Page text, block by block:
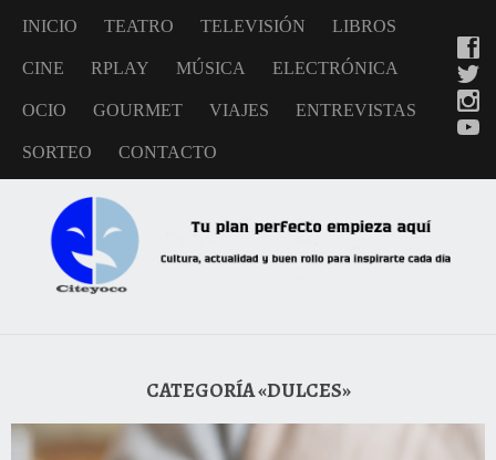
INICIO TEATRO TELEVISIÓN LIBROS
CINE RPLAY MÚSICA ELECTRÓNICA
OCIO GOURMET VIAJES ENTREVISTAS
SORTEO CONTACTO
CATEGORÍA «DULCES»